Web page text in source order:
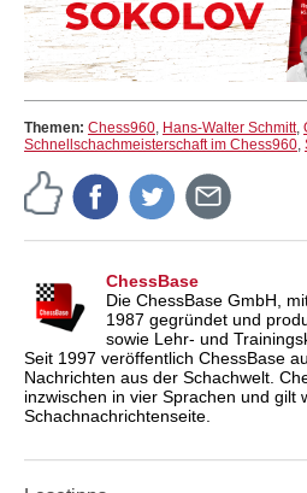
Themen: Chess960, Hans-Walter Schmitt,
Schnellschachmeisterschaft im Chess960,
ChessBase
Die ChessBase GmbH,
1987 gegründet und
sowie Lehr- und
Seit 1997 veröffentlich ChessBase
Nachrichten aus der Schachwelt.
inzwischen in vier Sprachen und gilt
Schachnachrichtenseite.